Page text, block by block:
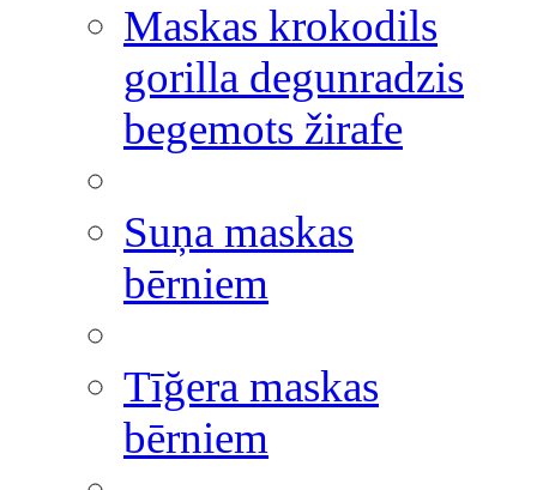
Maskas krokodils
gorilla degunradzis
begemots žirafe
Suņa maskas
bērniem
Tīğera maskas
bērniem